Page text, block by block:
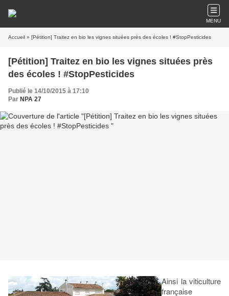
MENU
Accueil » [Pétition] Traitez en bio les vignes situées près des écoles ! #StopPesticides
[Pétition] Traitez en bio les vignes situées près
des écoles ! #StopPesticides
Publié le 14/10/2015 à 17:10
Par NPA 27
Ainsi la viticulture
française